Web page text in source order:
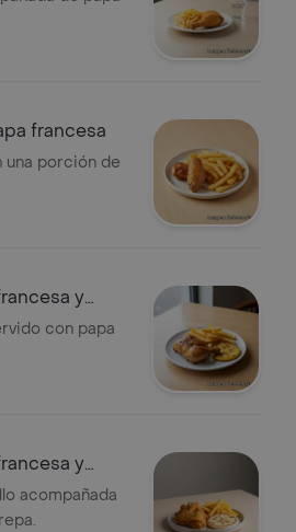
francesa
una porción de
y
con papa
y
acompañada